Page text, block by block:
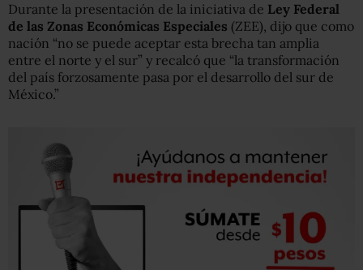
Durante la presentación de la iniciativa de Ley Federal
de las Zonas Económicas Especiales (ZEE), dijo que como
nación “no se puede aceptar esta brecha tan amplia
entre el norte y el sur” y recalcó que “la transformación
del país forzosamente pasa por el desarrollo del sur de
México.”